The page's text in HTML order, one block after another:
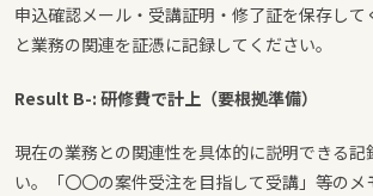
申込確認メール・受講証明・修了証を保存し
と業務の関連を証憑に記録してください。
Result B-: 研修費で計上（要根拠準備）
現在の業務との関連性を具体的に説明できる記
い。「〇〇の案件受注を目指して受講」等のメ